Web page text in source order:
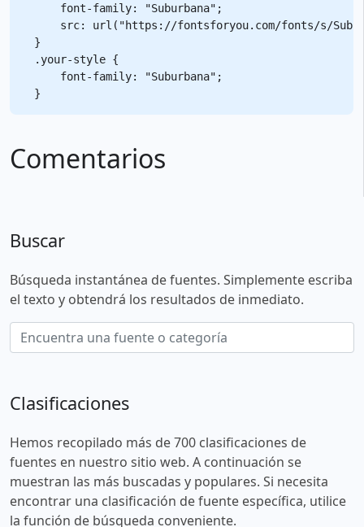
    font-family: "Suburbana";
src: url("https://fontsforyou.com/fonts/s/
}
.your-style {
    font-family: "Suburbana";
Comentarios
Buscar
Búsqueda instantánea de fuentes. Simplemente escriba
el texto y obtendrá los resultados de inmediato.
Clasificaciones
Hemos recopilado más de 700 clasificaciones de
fuentes en nuestro sitio web. A continuación se
muestran las más buscadas y populares. Si necesita
encontrar una clasificación de fuente específica, utilice
la función de búsqueda conveniente.